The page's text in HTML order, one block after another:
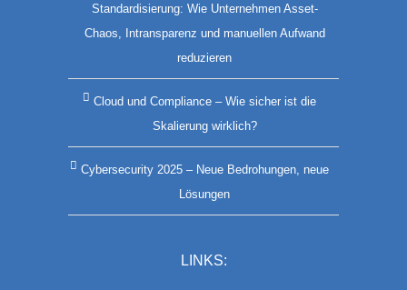
Standardisierung: Wie Unternehmen Asset-
Chaos, Intransparenz und manuellen Aufwand
reduzieren
Cloud und Compliance – Wie sicher ist die
Skalierung wirklich?
Cybersecurity 2025 – Neue Bedrohungen, neue
Lösungen
LINKS: